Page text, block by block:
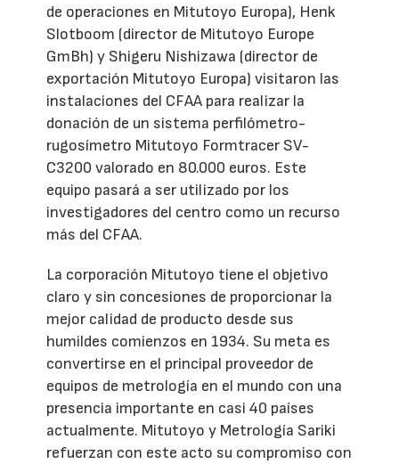
de operaciones en Mitutoyo Europa), Henk
Slotboom (director de Mitutoyo Europe
GmBh) y Shigeru Nishizawa (director de
exportación Mitutoyo Europa) visitaron las
instalaciones del CFAA para realizar la
donación de un sistema perfilómetro-
rugosímetro Mitutoyo Formtracer SV-
C3200 valorado en 80.000 euros. Este
equipo pasará a ser utilizado por los
investigadores del centro como un recurso
más del CFAA.
La corporación Mitutoyo tiene el objetivo
claro y sin concesiones de proporcionar la
mejor calidad de producto desde sus
humildes comienzos en 1934. Su meta es
convertirse en el principal proveedor de
equipos de metrología en el mundo con una
presencia importante en casi 40 países
actualmente. Mitutoyo y Metrología Sariki
refuerzan con este acto su compromiso con